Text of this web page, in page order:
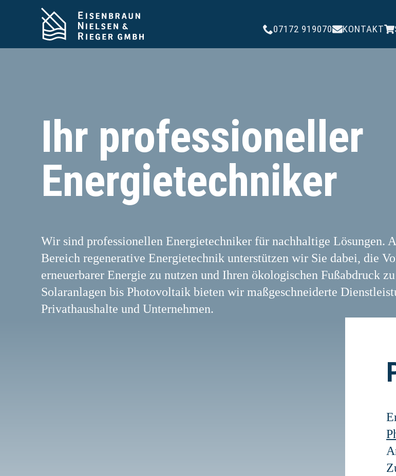
07172 919070 KONTAKT
Ihr professioneller
Energietechniker
Wir sind professionellen Energietechniker für nachhaltige Lösungen.
Bereich regenerative Energietechnik unterstützen wir Sie dabei, die
erneuerbarer Energie zu nutzen und Ihren ökologischen Fußabdruck
Solaranlagen bis Photovoltaik bieten wir maßgeschneiderte
Privathaushalte und Unternehmen.